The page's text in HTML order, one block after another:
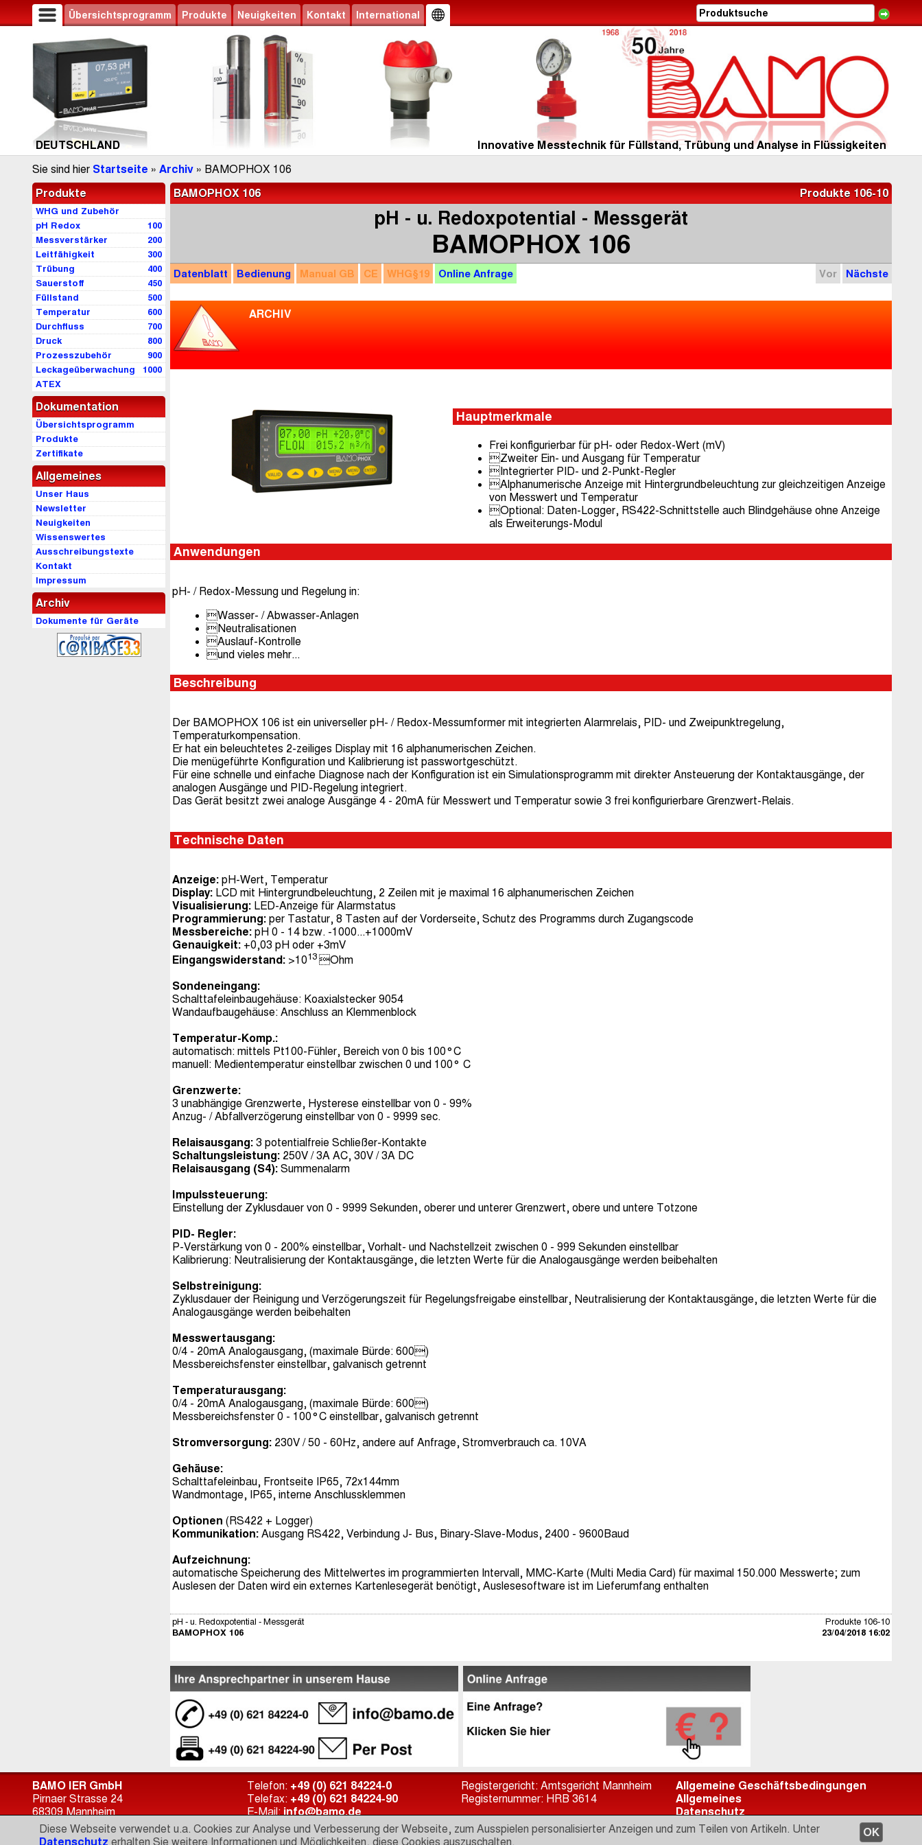
OK
Diese Webseite verwendet u.a. Cookies zur Analyse und Verbesserung der Webseite, zum Ausspielen personalisierter Anzeigen und zum Teilen von Artikeln. Unter
Datenschutz erhalten Sie weitere Informationen und Möglichkeiten, diese Cookies auszuschalten.
Übersichtsprogramm Produkte Neuigkeiten Kontakt International
DEUTSCHLAND Innovative Messtechnik für Füllstand, Trübung und Analyse in Flüssigkeiten
Sie sind hier Startseite » Archiv » BAMOPHOX 106
Produkte
WHG und Zubehör
100
pH Redox
200
Messverstärker
300
Leitfähigkeit
400
Trübung
450
Sauerstoff
500
Füllstand
600
Temperatur
700
Durchfluss
800
Druck
900
Prozesszubehör
1000
Leckageüberwachung
ATEX
Dokumentation
Übersichtsprogramm
Produkte
Zertifikate
Allgemeines
Unser Haus
Newsletter
Neuigkeiten
Wissenswertes
Ausschreibungstexte
Kontakt
Impressum
Archiv
Dokumente für Geräte
Produkte 106-10
BAMOPHOX 106
pH - u. Redoxpotential - Messgerät
BAMOPHOX 106
Vor Nächste
Datenblatt Bedienung Manual GB CE WHG§19 Online Anfrage
ARCHIV
Hauptmerkmale
Frei konfigurierbar für pH- oder Redox-Wert (mV)
Zweiter Ein- und Ausgang für Temperatur
Integrierter PID- und 2-Punkt-Regler
Alphanumerische Anzeige mit Hintergrundbeleuchtung zur gleichzeitigen Anzeige
von Messwert und Temperatur
Optional: Daten-Logger, RS422-Schnittstelle auch Blindgehäuse ohne Anzeige
als Erweiterungs-Modul
Anwendungen
pH- / Redox-Messung und Regelung in:
Wasser- / Abwasser-Anlagen
Neutralisationen
Auslauf-Kontrolle
und vieles mehr...
Beschreibung
Der BAMOPHOX 106 ist ein universeller pH- / Redox-Messumformer mit integrierten Alarmrelais, PID- und Zweipunktregelung,
Temperaturkompensation.
Er hat ein beleuchtetes 2-zeiliges Display mit 16 alphanumerischen Zeichen.
Die menügeführte Konfiguration und Kalibrierung ist passwortgeschützt.
Für eine schnelle und einfache Diagnose nach der Konfiguration ist ein Simulationsprogramm mit direkter Ansteuerung der Kontaktausgänge, der
analogen Ausgänge und PID-Regelung integriert.
Das Gerät besitzt zwei analoge Ausgänge 4 - 20mA für Messwert und Temperatur sowie 3 frei konfigurierbare Grenzwert-Relais.
Technische Daten
Anzeige: pH-Wert, Temperatur
Display: LCD mit Hintergrundbeleuchtung, 2 Zeilen mit je maximal 16 alphanumerischen Zeichen
Visualisierung: LED-Anzeige für Alarmstatus
Programmierung: per Tastatur, 8 Tasten auf der Vorderseite, Schutz des Programms durch Zugangscode
Messbereiche: pH 0 - 14 bzw. -1000...+1000mV
Genauigkeit: +0,03 pH oder +3mV
Eingangswiderstand: >1013 Ohm
Sondeneingang:
Schalttafeleinbaugehäuse: Koaxialstecker 9054
Wandaufbaugehäuse: Anschluss an Klemmenblock
Temperatur-Komp.:
automatisch: mittels Pt100-Fühler, Bereich von 0 bis 100°C
manuell: Medientemperatur einstellbar zwischen 0 und 100° C
Grenzwerte:
3 unabhängige Grenzwerte, Hysterese einstellbar von 0 - 99%
Anzug- / Abfallverzögerung einstellbar von 0 - 9999 sec.
Relaisausgang: 3 potentialfreie Schließer-Kontakte
Schaltungsleistung: 250V / 3A AC, 30V / 3A DC
Relaisausgang (S4): Summenalarm
Impulssteuerung:
Einstellung der Zyklusdauer von 0 - 9999 Sekunden, oberer und unterer Grenzwert, obere und untere Totzone
PID- Regler:
P-Verstärkung von 0 - 200% einstellbar, Vorhalt- und Nachstellzeit zwischen 0 - 999 Sekunden einstellbar
Kalibrierung: Neutralisierung der Kontaktausgänge, die letzten Werte für die Analogausgänge werden beibehalten
Selbstreinigung:
Zyklusdauer der Reinigung und Verzögerungszeit für Regelungsfreigabe einstellbar, Neutralisierung der Kontaktausgänge, die letzten Werte für die
Analogausgänge werden beibehalten
Messwertausgang:
0/4 - 20mA Analogausgang, (maximale Bürde: 600)
Messbereichsfenster einstellbar, galvanisch getrennt
Temperaturausgang:
0/4 - 20mA Analogausgang, (maximale Bürde: 600)
Messbereichsfenster 0 - 100°C einstellbar, galvanisch getrennt
Stromversorgung: 230V / 50 - 60Hz, andere auf Anfrage, Stromverbrauch ca. 10VA
Gehäuse:
Schalttafeleinbau, Frontseite IP65, 72x144mm
Wandmontage, IP65, interne Anschlussklemmen
Optionen (RS422 + Logger)
Kommunikation: Ausgang RS422, Verbindung J- Bus, Binary-Slave-Modus, 2400 - 9600Baud
Aufzeichnung:
automatische Speicherung des Mittelwertes im programmierten Intervall, MMC-Karte (Multi Media Card) für maximal 150.000 Messwerte; zum
Auslesen der Daten wird ein externes Kartenlesegerät benötigt, Auslesesoftware ist im Lieferumfang enthalten
Produkte 106-10
23/04/2018 16:02
pH - u. Redoxpotential - Messgerät
BAMOPHOX 106
BAMO IER GmbH
Pirnaer Strasse 24
68309 Mannheim
Germany
Telefon: +49 (0) 621 84224-0
Telefax: +49 (0) 621 84224-90
E-Mail: info@bamo.de
Internet:http://www.bamo.de
Registergericht: Amtsgericht Mannheim
Registernummer: HRB 3614
Umsatzsteuer ID: DE 143848352
Allgemeine Geschäftsbedingungen
Allgemeines
Datenschutz
BAMO International